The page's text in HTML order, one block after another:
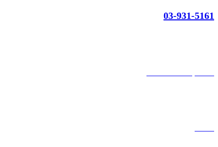
03-931-5161